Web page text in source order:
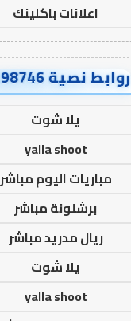
اعلانات باكلينك
روابط نصية AA98746
يلا شوت
yalla shoot
مباريات اليوم مباشر
برشلونة مباشر
ريال مدريد مباشر
يلا شوت
yalla shoot